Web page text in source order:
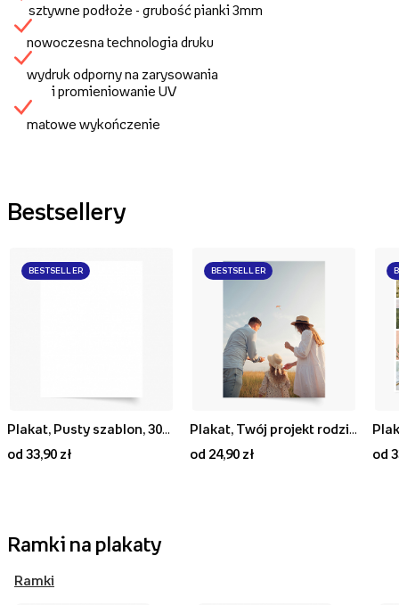
sztywne podłoże - grubość pianki 3mm
nowoczesna technologia druku
wydruk odporny na zarysowania
i promieniowanie UV
matowe wykończenie
Bestsellery
BESTSELLER
od 33,90 zł
BESTSELLER
od 24,90 zł
od
Ramki na plakaty
Ramki